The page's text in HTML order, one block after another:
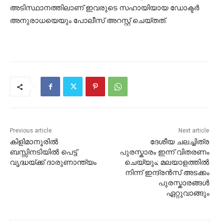
അടിസ്ഥാനത്തിലാണ് ഇവരുടെ സഹായിയായ ഡോക്ടർ
അനുരാധയെയും പോലീസ് അറസ്റ്റ് ചെയ്തത്.
Previous article
കിളിമാനൂരില്‍
ബസ്സിനടിയിൽ പെട്ട്
വൃദ്ധയ്ക്ക് ദാരുണാന്ത്യം
Next article
ദേശീയ ചലച്ചിത്ര
പുരസ്കാരം ഇന്ന് വിതരണം
ചെയ്യും; മലയാളത്തിൽ
നിന്ന് ഇന്ദ്രൻസ് അടക്കം
പുരസ്കാരങ്ങൾ
ഏറ്റുവാങ്ങും